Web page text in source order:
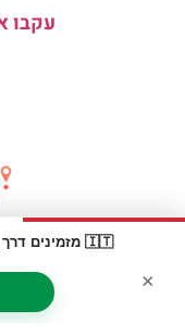
🇮🇹 מזמינים דרך Booking? קבלו
×
עקבו
האתר הינו אתר